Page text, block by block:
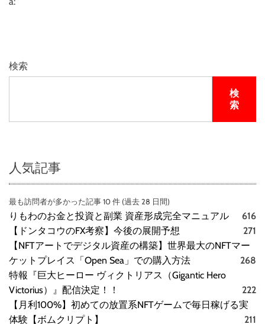
検索
検
索
人気記事
最も訪問者が多かった記事 10 件 (過去 28 日間)
りもわのお金と投資と副業 資産形成完全マニュアル
616
【ドンタコウのFX考察】今後の展開予想
271
【NFTアートでデジタル資産の構築】世界最大のNFTマー
ケットプレイス「Open Sea」での購入方法
268
特報『巨大ヒーロー ヴィクトリアス（Gigantic Hero
Victorius）』配信決定！！
222
【月利100%】初めての放置系NFTゲームで毎日稼げる実
体験【ボムクリプト】
211